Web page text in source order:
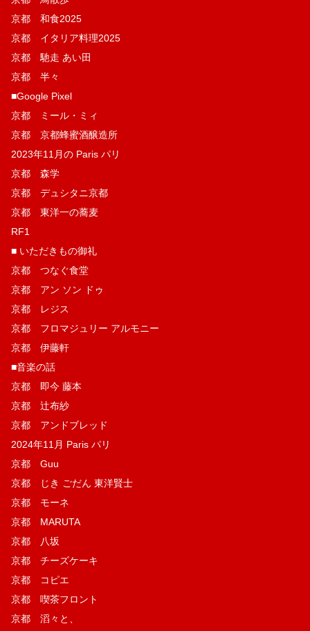
京都 和食2025
京都 イタリア料理2025
京都 馳走 あい田
京都 半々
■Google Pixel
京都 ミール・ミィ
京都 京都蜂蜜酒醸造所
2023年11月の Paris パリ
京都 森学
京都 デュシタニ京都
京都 東洋一の蕎麦
RF1
■ いただきもの御礼
京都 つなぐ食堂
京都 アン ソン ドゥ
京都 レジス
京都 フロマジュリー アルモニー
京都 伊藤軒
■音楽の話
京都 即今 藤本
京都 辻布紗
京都 アンドブレッド
2024年11月 Paris パリ
京都 Guu
京都 じき ごだん 東洋賢士
京都 モーネ
京都 MARUTA
京都 八坂
京都 チーズケーキ
京都 コピエ
京都 喫茶フロント
京都 滔々と、